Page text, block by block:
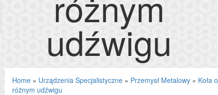
udźwigu
Home » Urządzenia Specjalistyczne » Przemysł Metalowy » Koła o
różnym udźwigu